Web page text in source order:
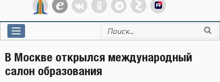
Искать:
В Москве открылся международный
салон образования